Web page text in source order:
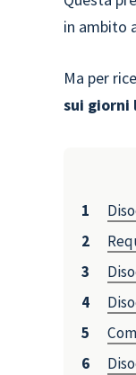
in ambito
Ma per
sui giorni